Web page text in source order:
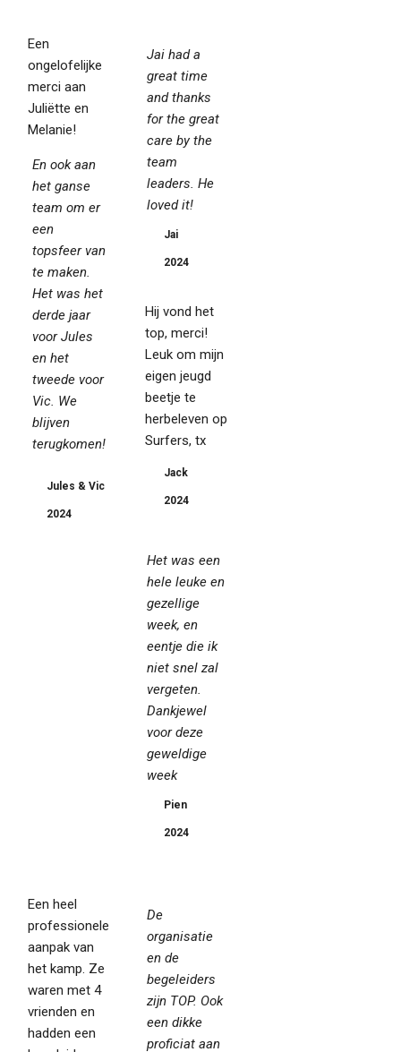
Een
ongelofelijke
merci aan
Juliëtte en
Melanie!
En ook aan
het ganse
team om er
een
topsfeer van
te maken.
Het was het
derde jaar
voor Jules
en het
tweede voor
Vic. We
blijven
terugkomen!
Jules & Vic
2024
Jai had a
great time
and thanks
for the great
care by the
team
leaders. He
loved it!
Jai
2024
Hij vond het
top, merci!
Leuk om mijn
eigen jeugd
beetje te
herbeleven op
Surfers, tx
Jack
2024
Het was een
hele leuke en
gezellige
week, en
eentje die ik
niet snel zal
vergeten.
Dankjewel
voor deze
geweldige
week
Pien
2024
Een heel
professionele
aanpak van
het kamp. Ze
waren met 4
vrienden en
hadden een
De
organisatie
en de
begeleiders
zijn TOP. Ook
een dikke
proficiat aan